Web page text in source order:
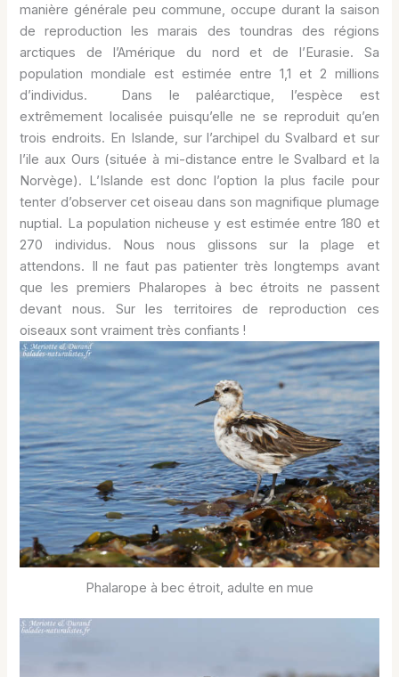
manière générale peu commune, occupe durant la saison
de reproduction les marais des toundras des régions
arctiques de l’Amérique du nord et de l’Eurasie. Sa
population mondiale est estimée entre 1,1 et 2 millions
d’individus. Dans le paléarctique, l’espèce est
extrêmement localisée puisqu’elle ne se reproduit qu’en
trois endroits. En Islande, sur l’archipel du Svalbard et sur
l’ile aux Ours (située à mi-distance entre le Svalbard et la
Norvège). L’Islande est donc l’option la plus facile pour
tenter d’observer cet oiseau dans son magnifique plumage
nuptial. La population nicheuse y est estimée entre 180 et
270 individus. Nous nous glissons sur la plage et
attendons. Il ne faut pas patienter très longtemps avant
que les premiers Phalaropes à bec étroits ne passent
devant nous. Sur les territoires de reproduction ces
oiseaux sont vraiment très confiants !
Phalarope à bec étroit, adulte en mue